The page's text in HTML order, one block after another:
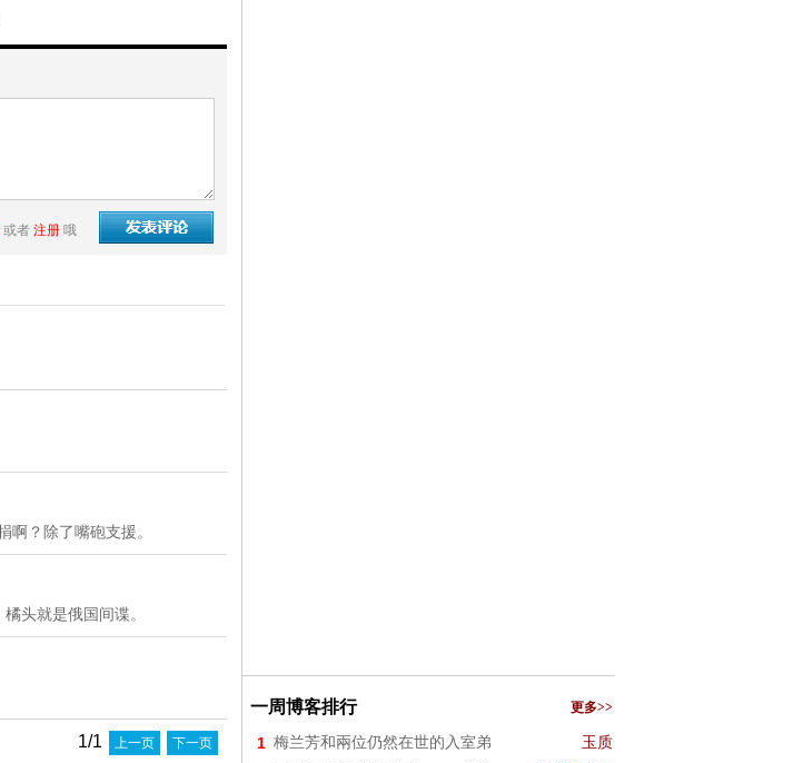
或者 注册 哦
啊？除了嘴砲支援。
头就是俄国间谍。
1/1 上一页 下一页
一周博客排行 更多>>
1 梅兰芳和兩位仍然在世的入室弟 玉质